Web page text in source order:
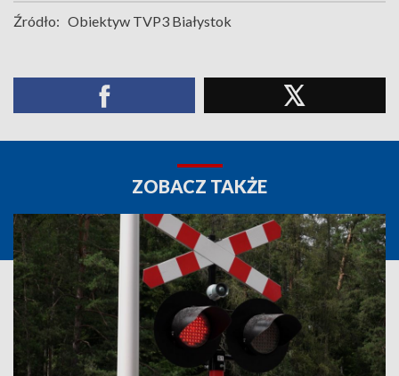
Źródło: Obiektyw TVP3 Białystok
ZOBACZ TAKŻE